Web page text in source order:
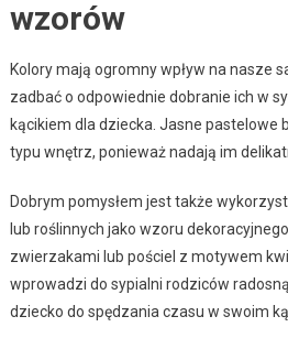
wzorów
Kolory mają ogromny wpływ na nasze
zadbać o odpowiednie dobranie ich w
kącikiem dla dziecka. Jasne pastelowe
typu wnętrz, ponieważ nadają im
Dobrym pomysłem jest także
lub roślinnych jako wzoru
zwierzakami lub pościel z motywem
wprowadzi do sypialni rodziców
dziecko do spędzania czasu w swoim